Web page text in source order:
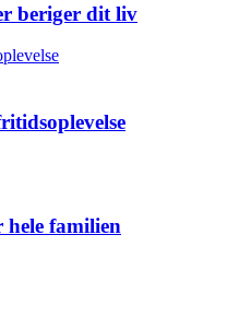
beriger dit liv
familien